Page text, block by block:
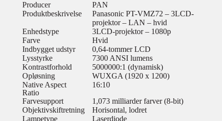
Producer
PAN
Produktbeskrivelse
Panasonic PT-VMZ72 – 3LCD-
projektor – LAN – hvid
Enhedstype
3LCD-projektor – 1080p
Farve
Hvid
Indbygget udstyr
0,64-tommer LCD
Lysstyrke
7300 ANSI lumens
Kontrastforhold
5000000:1 (dynamisk)
Opløsning
WUXGA (1920 x 1200)
Native Aspect
Ratio
16:10
Farvesupport
1,073 milliarder farver (8-bit)
Objektivskiftretning
Horisontal, lodret
Lampetype
Laserdiode